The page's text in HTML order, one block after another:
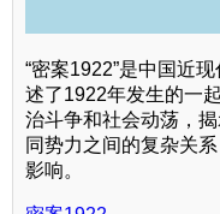
“密案1922”是中国近
述了1922年发生的一
治斗争和社会动荡，
同势力之间的复杂关
影响。